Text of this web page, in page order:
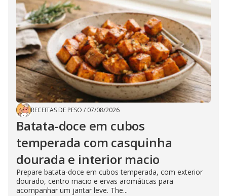
RECEITAS DE PESO / 07/08/2026
Batata-doce em cubos
temperada com casquinha
dourada e interior macio
Prepare batata-doce em cubos temperada, com exterior
dourado, centro macio e ervas aromáticas para
acompanhar um jantar leve. The...